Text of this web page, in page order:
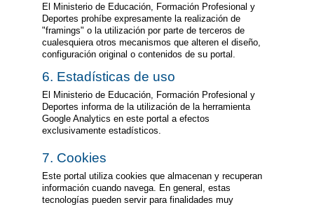
El Ministerio de Educación, Formación Profesional y
Deportes prohíbe expresamente la realización de
"framings" o la utilización por parte de terceros de
cualesquiera otros mecanismos que alteren el diseño,
configuración original o contenidos de su portal.
6. Estadísticas de uso
El Ministerio de Educación, Formación Profesional y
Deportes informa de la utilización de la herramienta
Google Analytics en este portal a efectos
exclusivamente estadísticos.
7. Cookies
Este portal utiliza cookies que almacenan y recuperan
información cuando navega. En general, estas
tecnologías pueden servir para finalidades muy